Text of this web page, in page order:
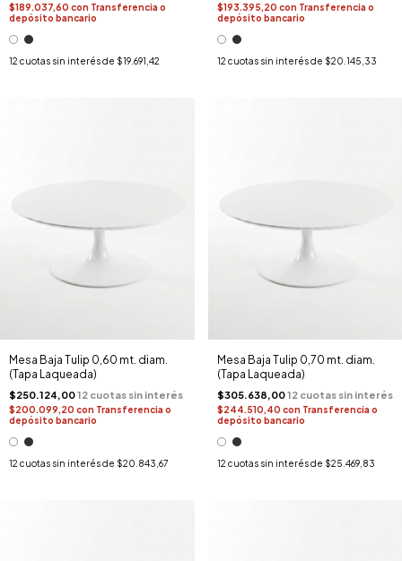
$189.037,60 con Transferencia o
depósito bancario
12 cuotas sin interés de $19.691,42
$193.395,20 con Transferencia o
depósito bancario
12 cuotas sin interés de $20.145,33
Mesa Baja Tulip 0,60 mt. diam.
(Tapa Laqueada)
$250.124,00
$200.099,20 con Transferencia o
depósito bancario
12 cuotas sin interés de $20.843,67
Mesa Baja Tulip 0,70 mt. diam.
(Tapa Laqueada)
$305.638,00
$244.510,40 con Transferencia o
depósito bancario
12 cuotas sin interés de $25.469,83